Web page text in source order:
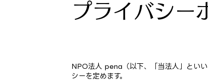
プライバシー
NPO法人 pena（以下、「当法人」とい
シーを定めます。